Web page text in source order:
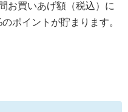
お買いあげ額（税込）に
ポイントが貯まります。